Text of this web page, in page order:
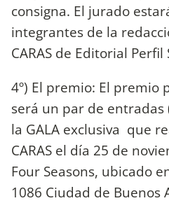
consigna. El jurado
integrantes de la
CARAS de Editorial Perfil
4º) El premio: El premio
será un par de entradas
la GALA exclusiva que
CARAS el día 25 de
Four Seasons, ubicado
1086 Ciudad de Buenos